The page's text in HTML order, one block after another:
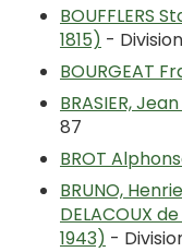
BOUFFLERS
1815) - Division
BOURGEAT
BRASIER,
87
BROT
BRUNO,
DELACOUX
1943) -